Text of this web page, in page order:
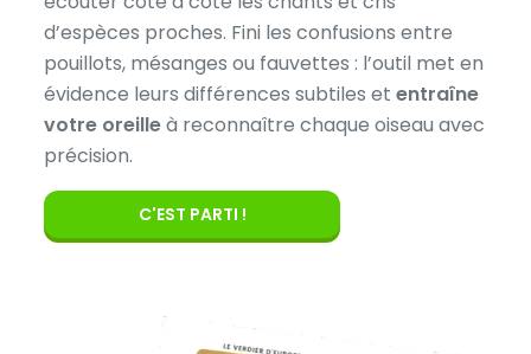
d’espèces proches. Fini les confusions entre
pouillots, mésanges ou fauvettes : l’outil met en
évidence leurs différences subtiles etentraîne
votre oreilleà reconnaître chaque oiseau avec
précision.
C'EST PARTI !